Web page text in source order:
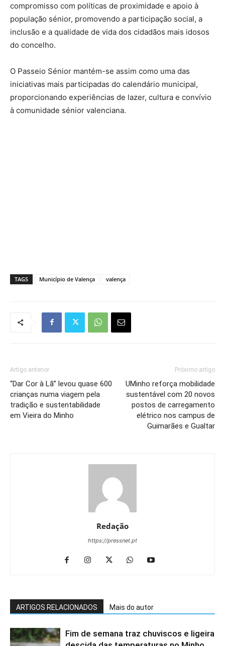
compromisso com políticas de proximidade e apoio à
população sénior, promovendo a participação social, a
inclusão e a qualidade de vida dos cidadãos mais idosos
do concelho.
O Passeio Sénior mantém-se assim como uma das
iniciativas mais participadas do calendário municipal,
proporcionando experiências de lazer, cultura e convívio
à comunidade sénior valenciana.
TAGS Município de Valença valença
Artigo anterior
“Dar Cor à Lã” levou quase 600
crianças numa viagem pela
tradição e sustentabilidade
em Vieira do Minho
Próximo artigo
UMinho reforça mobilidade
sustentável com 20 novos
postos de carregamento
elétrico nos campus de
Guimarães e Gualtar
Redação
https://pressnet.pt
ARTIGOS RELACIONADOS Mais do autor
Fim de semana traz chuviscos e ligeira